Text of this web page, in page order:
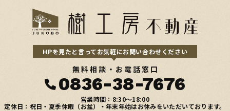
HPを見たと言ってお気軽にお問い合わせください
無料相談・お電話窓口
0836-38-7676
営業時間：8:30〜18:00
定休日：祝日・夏季休暇（お盆）・年末年始はお休みをいただいております。